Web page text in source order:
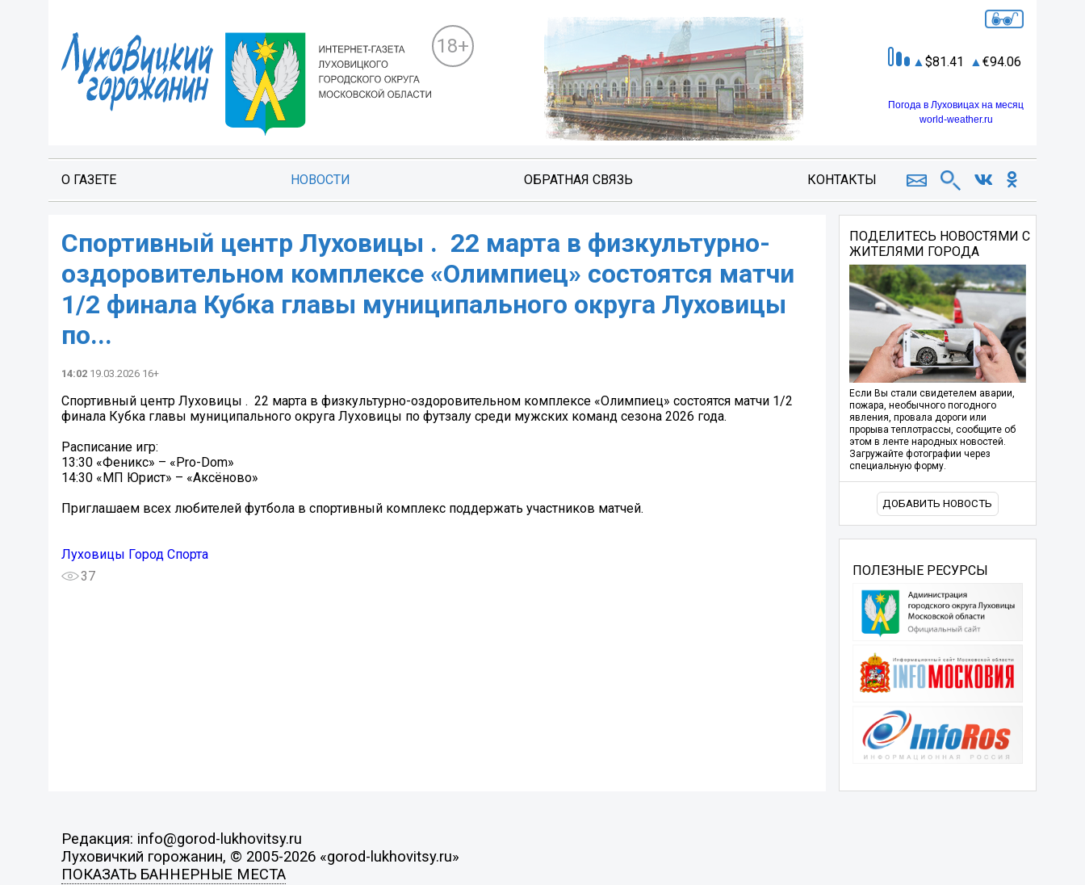
18+
81.41 94.06
Погода в Луховицах на месяц
world-weather.ru
О ГАЗЕТЕ НОВОСТИ ОБРАТНАЯ СВЯЗЬ КОНТАКТЫ
Спортивный центр Луховицы . ️ 22 марта в физкультурно-
оздоровительном комплексе «Олимпиец» состоятся матчи
1/2 финала Кубка главы муниципального округа Луховицы
по...
14:02 19.03.2026 16+
Спортивный центр Луховицы . ️ 22 марта в физкультурно-оздоровительном комплексе «Олимпиец» состоятся матчи 1/2
финала Кубка главы муниципального округа Луховицы по футзалу среди мужских команд сезона 2026 года.
Расписание игр:
13:30 «Феникс» – «Pro-Dom»
14:30 «МП Юрист» – «Аксёново»
Приглашаем всех любителей футбола в спортивный комплекс поддержать участников матчей.
Луховицы Город Спорта
37
ПОДЕЛИТЕСЬ НОВОСТЯМИ С
ЖИТЕЛЯМИ ГОРОДА
Если Вы стали свидетелем аварии,
пожара, необычного погодного
явления, провала дороги или
прорыва теплотрассы, сообщите об
этом в ленте народных новостей.
Загружайте фотографии через
специальную форму.
ДОБАВИТЬ НОВОСТЬ
ПОЛЕЗНЫЕ РЕСУРСЫ
Редакция: info@gorod-lukhovitsy.ru
Луховичкий горожанин, © 2005-2026 «gorod-lukhovitsy.ru»
ПОКАЗАТЬ БАННЕРНЫЕ МЕСТА